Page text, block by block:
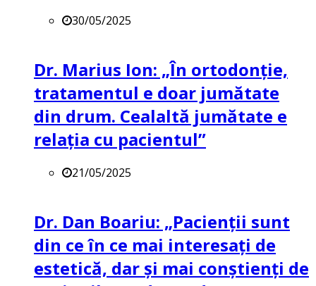
30/05/2025
Dr. Marius Ion: „În ortodonție,
tratamentul e doar jumătate
din drum. Cealaltă jumătate e
relația cu pacientul”
21/05/2025
Dr. Dan Boariu: „Pacienții sunt
din ce în ce mai interesați de
estetică, dar și mai conștienți de